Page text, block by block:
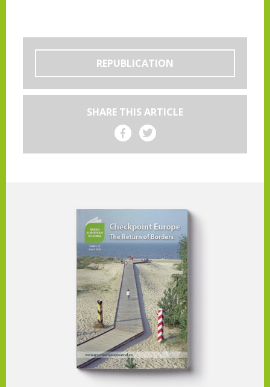
REPUBLICATION
SHARE THIS ARTICLE
Share on Facebook
Share on Twitter